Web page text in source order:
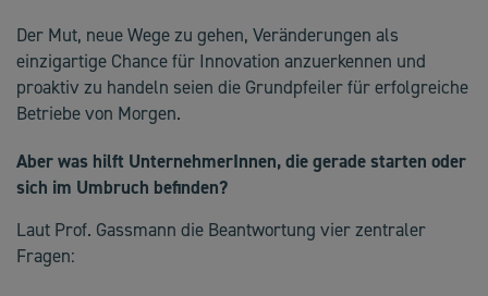
Der Mut, neue Wege zu gehen, Veränderungen als
einzigartige Chance für Innovation anzuerkennen und
proaktiv zu handeln seien die Grundpfeiler für erfolgreiche
Betriebe von Morgen.
Aber was hilft UnternehmerInnen, die gerade starten oder
sich im Umbruch befinden?
Laut Prof. Gassmann die Beantwortung vier zentraler
Fragen: